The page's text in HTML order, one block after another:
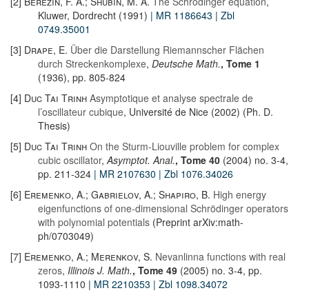
Kluwer, Dordrecht (1991) | MR 1186643 | Zbl
0749.35001
[3] Drape, E. Über die Darstellung Riemannscher Flächen
durch Streckenkomplexe, Deutsche Math., Tome 1
(1936), pp. 805-824
[4] Duc Tai Trinh Asymptotique et analyse spectrale de
l’oscillateur cubique, Université de Nice (2002) (Ph. D.
Thesis)
[5] Duc Tai Trinh On the Sturm-Liouville problem for complex
cubic oscillator,Asymptot. Anal., Tome 40 (2004) no. 3-4,
pp. 211-324 | MR 2107630 | Zbl 1076.34026
[6] Eremenko, A.; Gabrielov, A.; Shapiro, B. High energy
eigenfunctions of one-dimensional Schrödinger operators
with polynomial potentials (Preprint arXiv:math-
ph/0703049)
[7] Eremenko, A.; Merenkov, S. Nevanlinna functions with real
zeros, Illinois J. Math., Tome 49 (2005) no. 3-4, pp.
1093-1110 | MR 2210353 | Zbl 1098.34072